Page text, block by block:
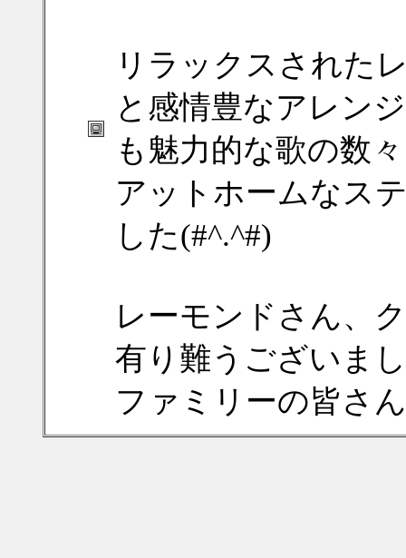
リラックスされた
と感情豊なアレン
も魅力的な歌の数
アットホームなス
した(#^.^#)
レーモンドさん、
有り難うございま
ファミリーの皆さ